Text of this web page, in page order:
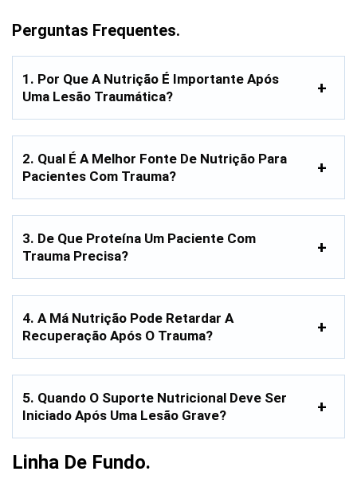
Perguntas Frequentes.
1. Por Que A Nutrição É Importante Após
Uma Lesão Traumática?
2. Qual É A Melhor Fonte De Nutrição Para
Pacientes Com Trauma?
3. De Que Proteína Um Paciente Com
Trauma Precisa?
4. A Má Nutrição Pode Retardar A
Recuperação Após O Trauma?
5. Quando O Suporte Nutricional Deve Ser
Iniciado Após Uma Lesão Grave?
Linha De Fundo.